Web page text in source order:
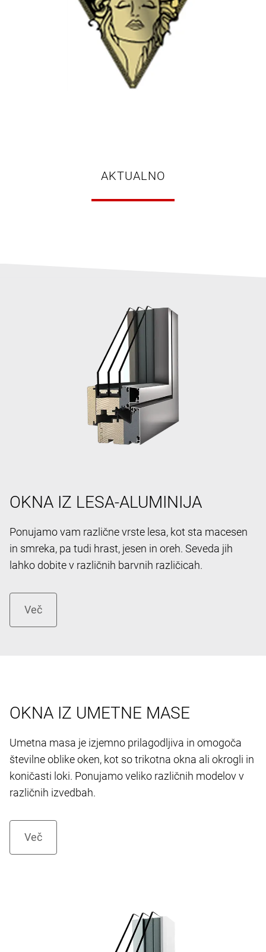
AKTUALNO
OKNA IZ LESA-ALUMINIJA
Ponujamo vam različne vrste lesa, kot sta macesen
in smreka, pa tudi hrast, jesen in oreh. Seveda jih
lahko dobite v različnih barvnih različicah.
OKNA IZ UMETNE MASE
Umetna masa je izjemno prilagodljiva in omogoča
številne oblike oken, kot so trikotna okna ali okrogli in
koničasti loki. Ponujamo veliko različnih modelov v
različnih izvedbah.